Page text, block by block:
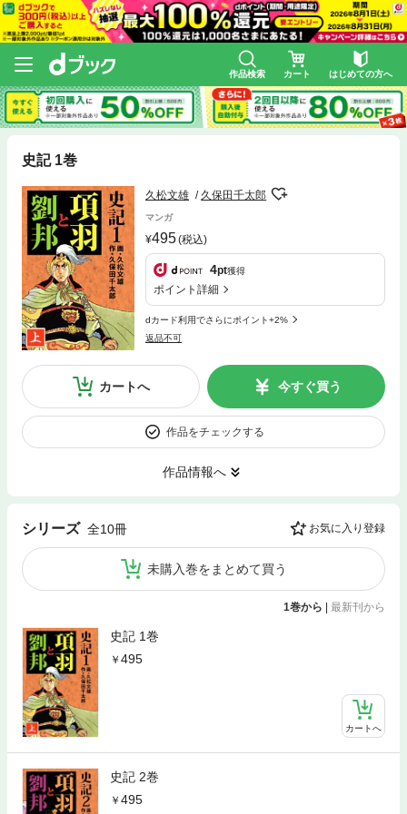
作品検索 カート はじめての方へ
史記 1巻
久松文雄 久保田千太郎
マンガ
495(税込)
4pt獲得
ポイント詳細
dカード利用でさらにポイント+2%
返品不可
カートへ 今すぐ買う
作品をチェックする
作品情報へ
シリーズ 全10冊 お気に入り登録
未購入巻をまとめて買う
1巻から | 最新刊から
史記 1巻
495
カートへ
史記 2巻
495